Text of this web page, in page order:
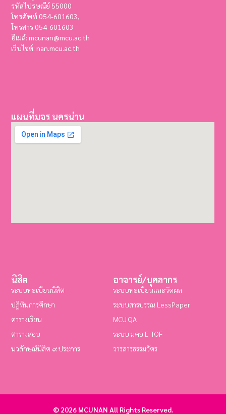
รหัสไปรษณีย์ 55000
โทรศัพท์ 054-601603,
โทรสาร054-601603
อีเมล์: mcunan@mcu.ac.th
เว็บไซต์: nan.mcu.ac.th
อาจารย์/บุคลากร
ระบบทะเบียนและวัดผล
ระบบสารบรรณ LessPaper
MCU QA
ระบบ มคอ E-TQF
วารสารธรรมวัตร
นิสิต
ระบบทะเบียนนิสิต
ปฏิทินการศึกษา
ตารางเรียน
ตารางสอบ
นวลักษณ์นิสิต ๙ ประการ
แผนที่มจร นครน่าน
© 2026 MCUNAN All Rights Reserved.